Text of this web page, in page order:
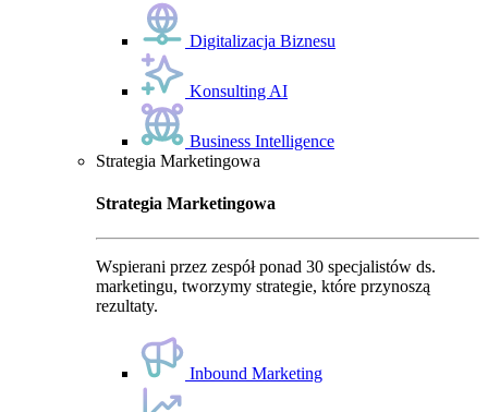
Digitalizacja Biznesu
Konsulting AI
Business Intelligence
Strategia Marketingowa
Strategia Marketingowa
Wspierani przez zespół ponad 30 specjalistów ds.
marketingu, tworzymy strategie, które przynoszą
rezultaty.
Inbound Marketing